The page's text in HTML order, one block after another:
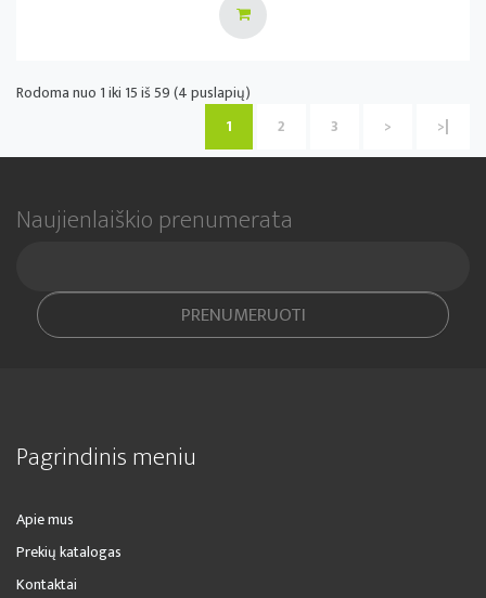
Rodoma nuo 1 iki 15 iš 59 (4 puslapių)
1
2 3 > >|
Naujienlaiškio prenumerata
PRENUMERUOTI
Pagrindinis meniu
Apie mus
Prekių katalogas
Kontaktai